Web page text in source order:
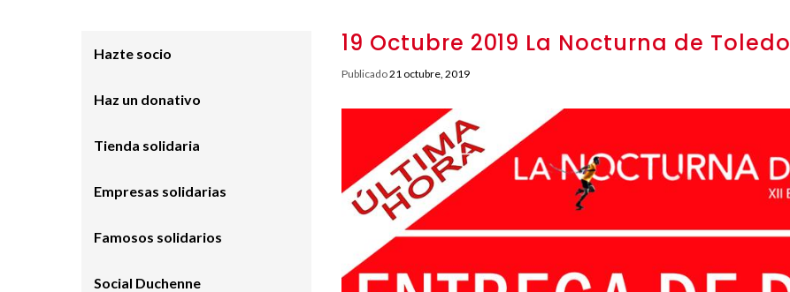
19 Octubre 2019 La Nocturna de Toledo
Publicado21 octubre, 2019
Hazte socio
Haz un donativo
Tienda solidaria
Empresas solidarias
Famosos solidarios
Social Duchenne